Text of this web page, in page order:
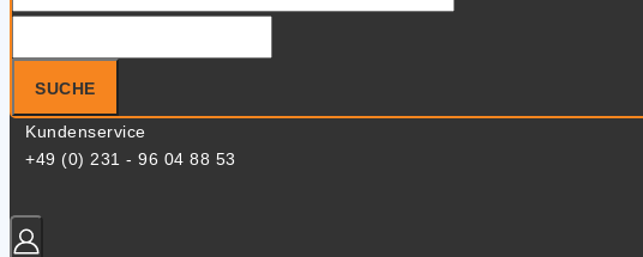
nach:
SUCHE
Kundenservice
+49 (0) 231 - 96 04 88 53